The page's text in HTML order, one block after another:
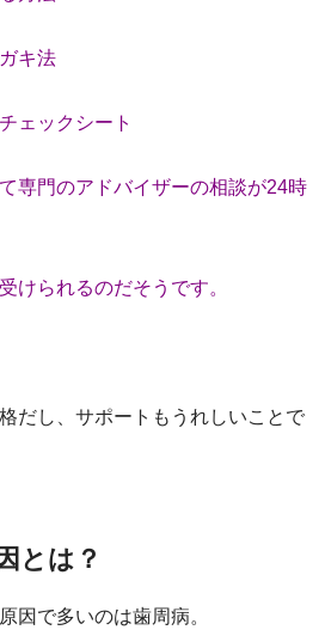
キ法
ェックシート
専門のアドバイザーの相談が24時
けられるのだそうです。
だし、サポートもうれしいことで
とは？
因で多いのは歯周病。